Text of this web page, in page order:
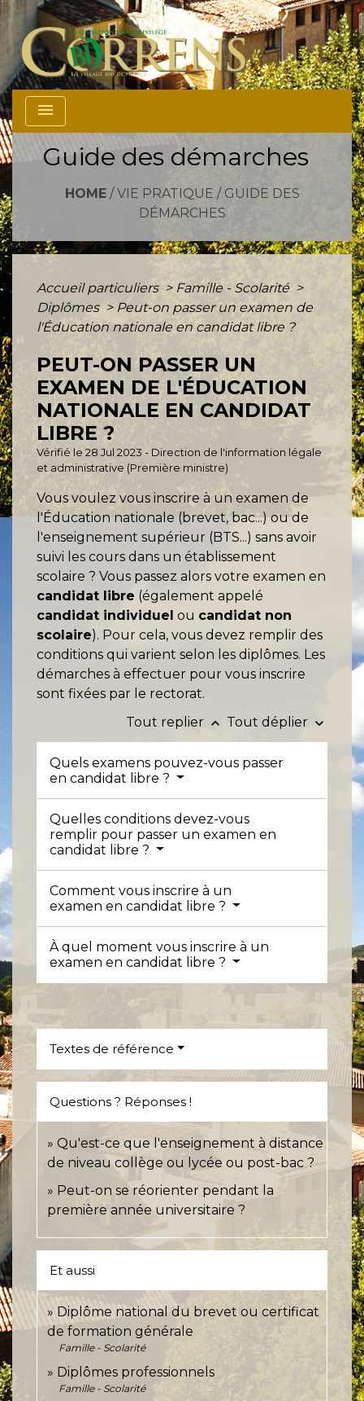
menu
Guide des démarches
HOME/ VIE PRATIQUE / GUIDE DES
DÉMARCHES
Accueil particuliers > Famille - Scolarité >
Diplômes > Peut-on passer un examen de
l'Éducation nationale en candidat libre ?
PEUT-ON PASSER UN
EXAMEN DE L'ÉDUCATION
NATIONALE EN CANDIDAT
LIBRE ?
Vérifié le 28 Jul 2023 - Direction de l'information légale
et administrative (Première ministre)
Vous voulez vous inscrire à un examen de
l'Éducation nationale (brevet, bac...) ou de
l'enseignement supérieur (BTS...) sans avoir
suivi les cours dans un établissement
scolaire ? Vous passez alors votre examen en
candidat libre (également appelé
candidat individuel ou candidat non
scolaire). Pour cela, vous devez remplir des
conditions qui varient selon les diplômes. Les
démarches à effectuer pour vous inscrire
sont fixées par le rectorat.
Tout replier keyboard_arrow_up Tout déplier keyboard_arrow_down
Quels examens pouvez-vous passer
en candidat libre ?
Quelles conditions devez-vous
remplir pour passer un examen en
candidat libre ?
Comment vous inscrire à un
examen en candidat libre ?
À quel moment vous inscrire à un
examen en candidat libre ?
Textes de référence
Questions ? Réponses !
Qu'est-ce que l'enseignement à distance
de niveau collège ou lycée ou post-bac ?
Peut-on se réorienter pendant la
première année universitaire ?
Et aussi
Diplôme national du brevet ou certificat
de formation générale
Famille - Scolarité
Diplômes professionnels
Famille - Scolarité